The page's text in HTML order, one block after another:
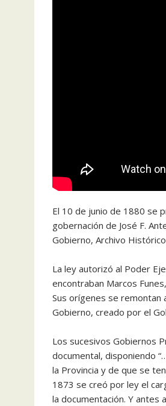
El 10 de junio de 1880 se
gobernación de José F.
Gobierno, Archivo
La ley autorizó al Poder
encontraban Marcos
Sus orígenes se remontan
Gobierno, creado por el
Los sucesivos Gobiernos
documental, disponiendo
la Provincia y de que se
1873 se creó por ley el
la documentación. Y antes